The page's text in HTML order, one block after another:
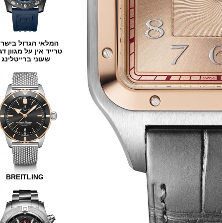
המלאי הגדול בישראל
טרייד אין על מגוון דגמים
שעוני ברייטלינג
BREITLING